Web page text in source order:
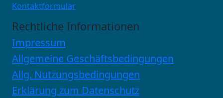
Kontaktformular
Rechtliche Informationen
Impressum
Allgemeine Geschäftsbedingungen
Allg. Nutzungsbedingungen
Erklärung zum Datenschutz